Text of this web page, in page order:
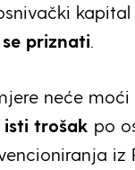
priznati.
neće
isti trošak po
iz